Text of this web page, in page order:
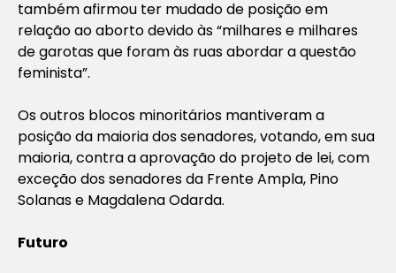
também afirmou ter mudado de posição em
relação ao aborto devido às “milhares e milhares
de garotas que foram às ruas abordar a questão
feminista”.
Os outros blocos minoritários mantiveram a
posição da maioria dos senadores, votando, em sua
maioria, contra a aprovação do projeto de lei, com
exceção dos senadores da Frente Ampla, Pino
Solanas e Magdalena Odarda.
Futuro